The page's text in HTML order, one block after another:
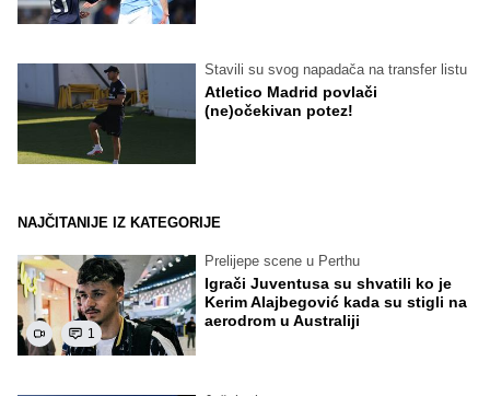
Stavili su svog napadača na transfer listu
Atletico Madrid povlači
(ne)očekivan potez!
NAJČITANIJE IZ KATEGORIJE
1
Prelijepe scene u Perthu
Igrači Juventusa su shvatili ko je
Kerim Alajbegović kada su stigli na
aerodrom u Australiji